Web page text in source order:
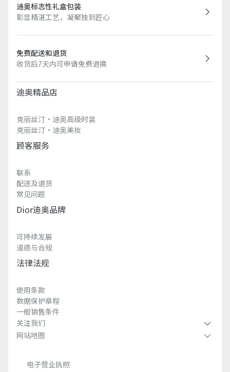
迪奥标志性礼盒包装
彰显精湛工艺，凝聚独到匠心
免费配送和退货
收货后7天内可申请免费退换
迪奥精品店
克丽丝汀·迪奥高级时装
克丽丝汀·迪奥美妆
顾客服务
联系
配送及退货
常见问题
Dior迪奥品牌
可持续发展
道德与合规
法律法规
使用条款
数据保护章程
一般销售条件
关注我们
网站地图
电子营业执照